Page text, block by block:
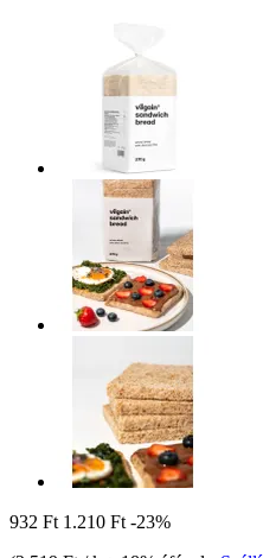
932 Ft 1.210 Ft -23%